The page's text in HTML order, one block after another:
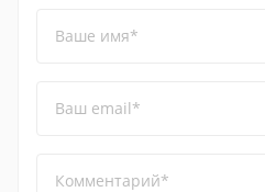
Ваше имя*
Ваш email*
Комментарий*